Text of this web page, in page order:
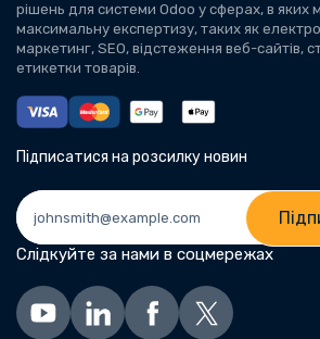
рішень для системи Odoo у сферах, в яких
максимальну експертизу, таких як
маркетинг, SEO, відстеження веб-сайтів,
етикетки товарів.
Підписатися на розсилку новин
Слідкуйте за нами в соцмережах